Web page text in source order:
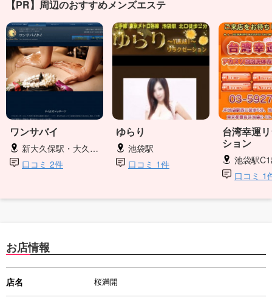
【PR】周辺のおすすめメンズエステ
ワンサバイ
新大久保駅・大久保駅
口コミ 2件
ゆらり
池袋駅
口コミ 1件
台湾幸運
ション
池袋駅C1
口コミ 1
お店情報
店名 桜満開